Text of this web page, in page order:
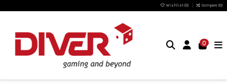
Wishlist (0) Compare (0)
0